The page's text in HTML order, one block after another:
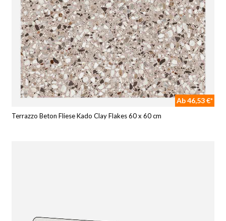
Ab 46,53 €*
Terrazzo Beton Fliese Kado Clay Flakes 60 x 60 cm